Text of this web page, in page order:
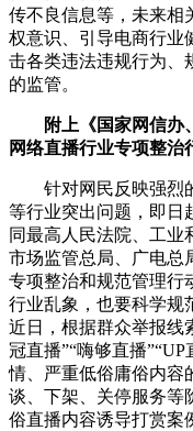
传不良信息等，未来相
权意识、引导电商行业
击各类违法违规行为、
的监管。
附上《国家网信办
网络直播行业专项整治
针对网民反映强烈的
等行业突出问题，即日
同最高人民法院、工业
市场监管总局、广电总
专项整治和规范管理行
行业乱象，也要科学规
近日，根据群众举报线
冠直播”“嗨够直播
情、严重低俗庸俗内容
谈、下架、关停服务等
俗直播内容诱导打赏案